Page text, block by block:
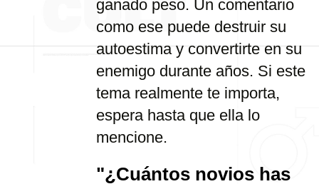
ganado peso. Un comentario
como ese puede destruir su
autoestima y convertirte en su
enemigo durante años. Si este
tema realmente te importa,
espera hasta que ella lo
mencione.
"¿Cuántos novios has